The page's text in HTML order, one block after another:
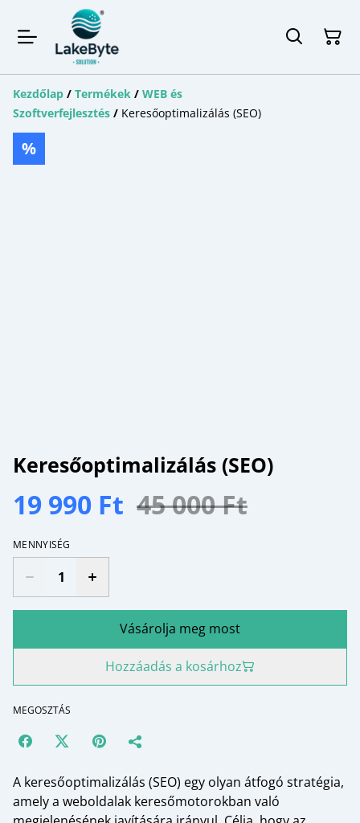
Kezdőlap / Termékek / WEB és
Szoftverfejlesztés / Keresőoptimalizálás (SEO)
%
Keresőoptimalizálás (SEO)
19 990 Ft 45 000 Ft
MENNYISÉG
Vásárolja meg most
Hozzáadás a kosárhoz
MEGOSZTÁS
A keresőoptimalizálás (SEO) egy olyan átfogó stratégia,
amely a weboldalak keresőmotorokban való